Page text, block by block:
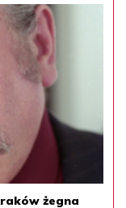
żegna